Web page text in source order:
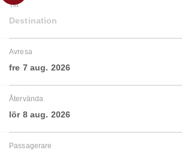
Till
Destination
Avresa
fre 7 aug. 2026
Återvända
lör 8 aug. 2026
Passagerare